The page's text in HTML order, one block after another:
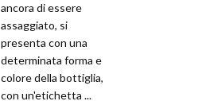
ancora di essere
assaggiato, si
presenta con una
determinata forma e
colore della bottiglia,
con un'etichetta ...